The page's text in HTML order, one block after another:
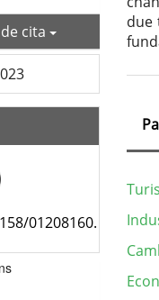
cita
01208160.
due